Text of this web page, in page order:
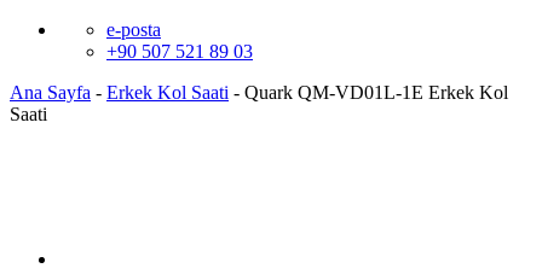
e-posta
+90 507 521 89 03
Ana Sayfa - Erkek Kol Saati - Quark QM-VD01L-1E Erkek Kol
Saati